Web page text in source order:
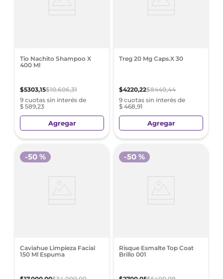
Tio Nachito Shampoo X
400 Ml
$5303,15$10.606,31
9 cuotas sin interés de
$ 589,23
Agregar
Treg 20 Mg Caps.X 30
$4220,22$8440,44
9 cuotas sin interés de
$ 468,91
Agregar
Caviahue Limpieza Facial
150 Ml Espuma
-50 %
Risque Esmalte Top Coat
Brillo 001
-50 %